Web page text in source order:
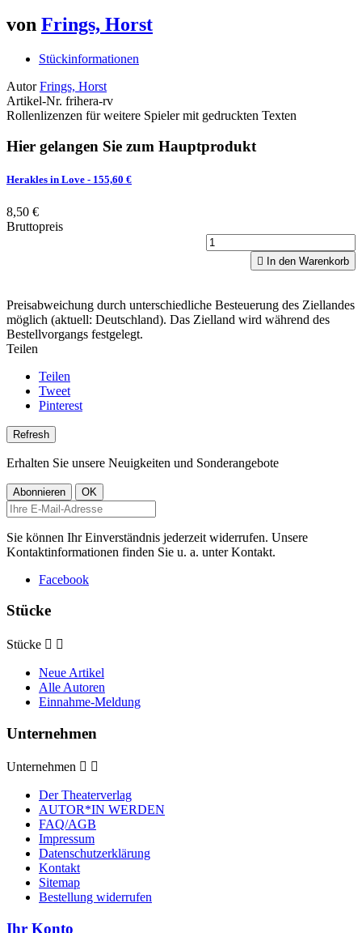
von Frings, Horst
Stückinformationen
Autor Frings, Horst
Artikel-Nr. frihera-rv
Rollenlizenzen für weitere Spieler mit gedruckten Texten
Hier gelangen Sie zum Hauptprodukt
Herakles in Love - 155,60 €
8,50 €
Bruttopreis
 In den Warenkorb
Preisabweichung durch unterschiedliche Besteuerung des Ziellandes
möglich (aktuell: Deutschland). Das Zielland wird während des
Bestellvorgangs festgelegt.
Teilen
Teilen
Tweet
Pinterest
Erhalten Sie unsere Neuigkeiten und Sonderangebote
Sie können Ihr Einverständnis jederzeit widerrufen. Unsere
Kontaktinformationen finden Sie u. a. unter Kontakt.
Facebook
Stücke
Stücke  
Neue Artikel
Alle Autoren
Einnahme-Meldung
Unternehmen
Unternehmen  
Der Theaterverlag
AUTOR*IN WERDEN
FAQ/AGB
Impressum
Datenschutzerklärung
Kontakt
Sitemap
Bestellung widerrufen
Ihr Konto